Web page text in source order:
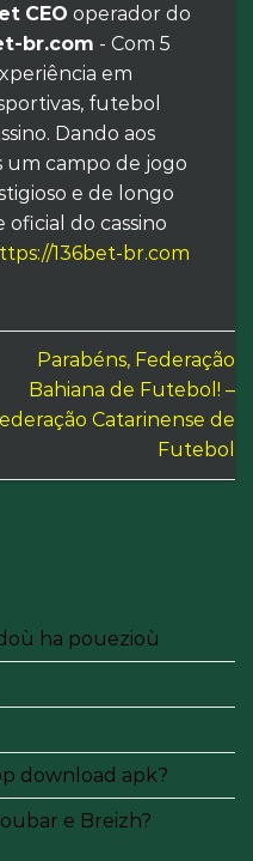
CEO operador do
br.com - Com 5
em
futebol
Dando aos
um campo de jogo
e de longo
oficial do cassino
136bet-br.com
Parabéns, Federação
Bahiana de Futebol! –
Catarinense de
Futebol
ha pouezioù
download apk?
e Breizh?